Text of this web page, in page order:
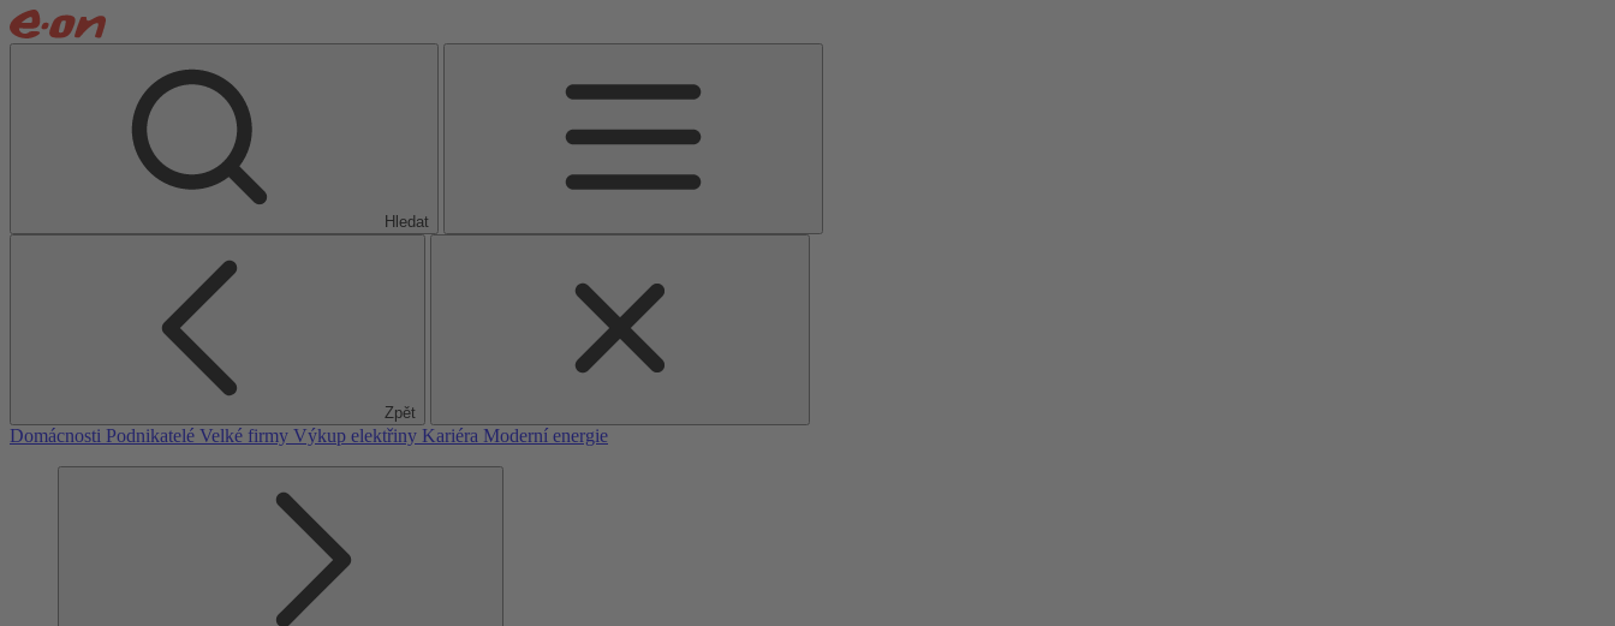
Hledat
Zpět
Domácnosti Podnikatelé Velké firmy Výkup elektřiny Kariéra Moderní energie